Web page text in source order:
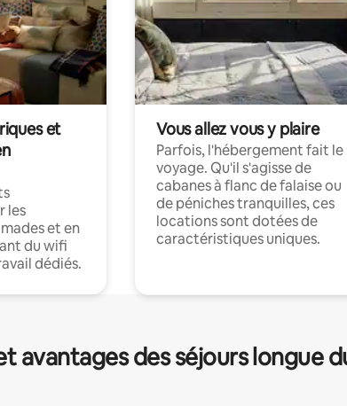
et
les
et en
du wifi
dédiés.
Vous allez vous y plaire
Parfois, l'hébergement fait le
voyage. Qu'il s'agisse de
cabanes à flanc de falaise ou
de péniches tranquilles, ces
locations sont dotées de
caractéristiques uniques.
avantages des séjours longue